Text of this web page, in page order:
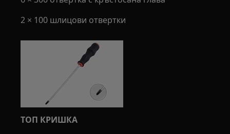
2 × 100 шлицови отвертки
ТОП КРИШКА